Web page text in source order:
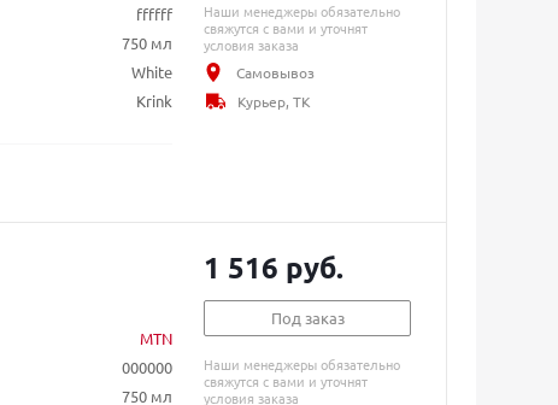
ffffff
750 мл
White
Krink
Наши менеджеры обязательно
свяжутся с вами и уточнят
условия заказа
Самовывоз
Курьер, ТК
MTN
000000
750 мл
1 516 руб.
Под заказ
Наши менеджеры обязательно
свяжутся с вами и уточнят
условия заказа